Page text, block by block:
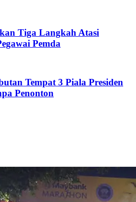
Tiga Langkah Atasi
Pemda
Tempat 3 Piala Presiden
Penonton